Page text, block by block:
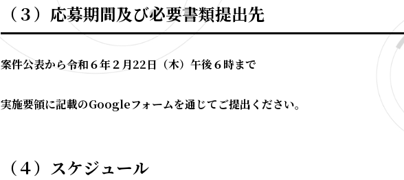
（３）応募期間及び必要書類提出先
案件公表から令和６年２月22日（木）午後６時まで
実施要領に記載のGoogleフォームを通じてご提出ください。
（４）スケジュール